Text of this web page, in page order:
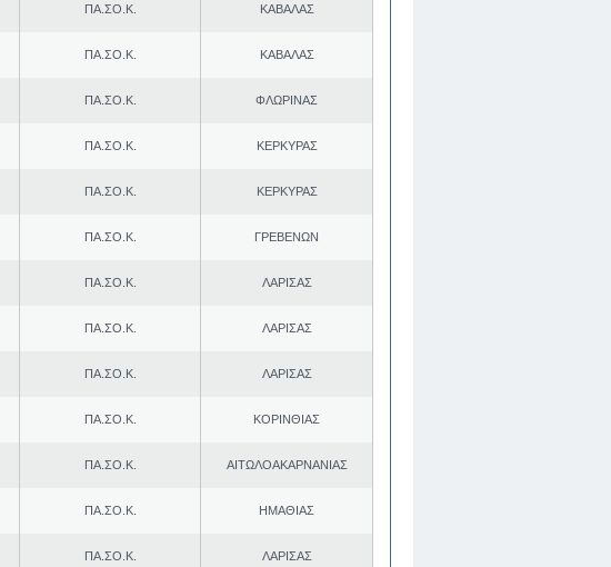
ΠΑ.ΣΟ.Κ. ΚΑΒΑΛΑΣ
ΠΑ.ΣΟ.Κ. ΚΑΒΑΛΑΣ
ΠΑ.ΣΟ.Κ. ΦΛΩΡΙΝΑΣ
ΠΑ.ΣΟ.Κ. ΚΕΡΚΥΡΑΣ
ΠΑ.ΣΟ.Κ. ΚΕΡΚΥΡΑΣ
ΠΑ.ΣΟ.Κ. ΓΡΕΒΕΝΩΝ
ΠΑ.ΣΟ.Κ. ΛΑΡΙΣΑΣ
ΠΑ.ΣΟ.Κ. ΛΑΡΙΣΑΣ
ΠΑ.ΣΟ.Κ. ΛΑΡΙΣΑΣ
ΠΑ.ΣΟ.Κ. ΚΟΡΙΝΘΙΑΣ
ΠΑ.ΣΟ.Κ. ΑΙΤΩΛΟΑΚΑΡΝΑΝΙΑΣ
ΠΑ.ΣΟ.Κ. ΗΜΑΘΙΑΣ
ΠΑ.ΣΟ.Κ. ΛΑΡΙΣΑΣ